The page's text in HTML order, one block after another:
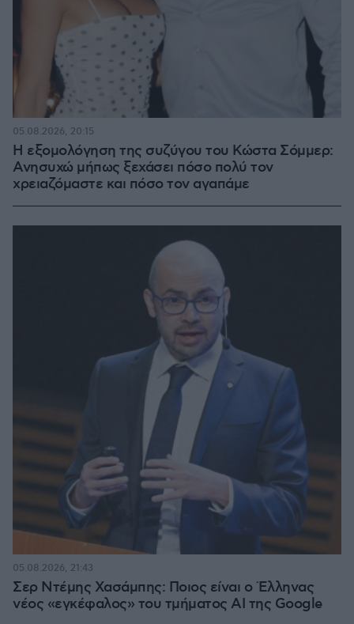
Η εξομολόγηση της συζύγου του Κώστα Σόμμερ:
Ανησυχώ μήπως ξεχάσει πόσο πολύ τον
χρειαζόμαστε και πόσο τον αγαπάμε
05.08.2026, 20:15
Σερ Ντέμης Χασάμπης: Ποιος είναι ο Έλληνας
νέος «εγκέφαλος» του τμήματος AI της Google
05.08.2026, 21:43